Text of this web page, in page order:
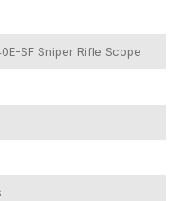
SF Sniper Rifle Scope